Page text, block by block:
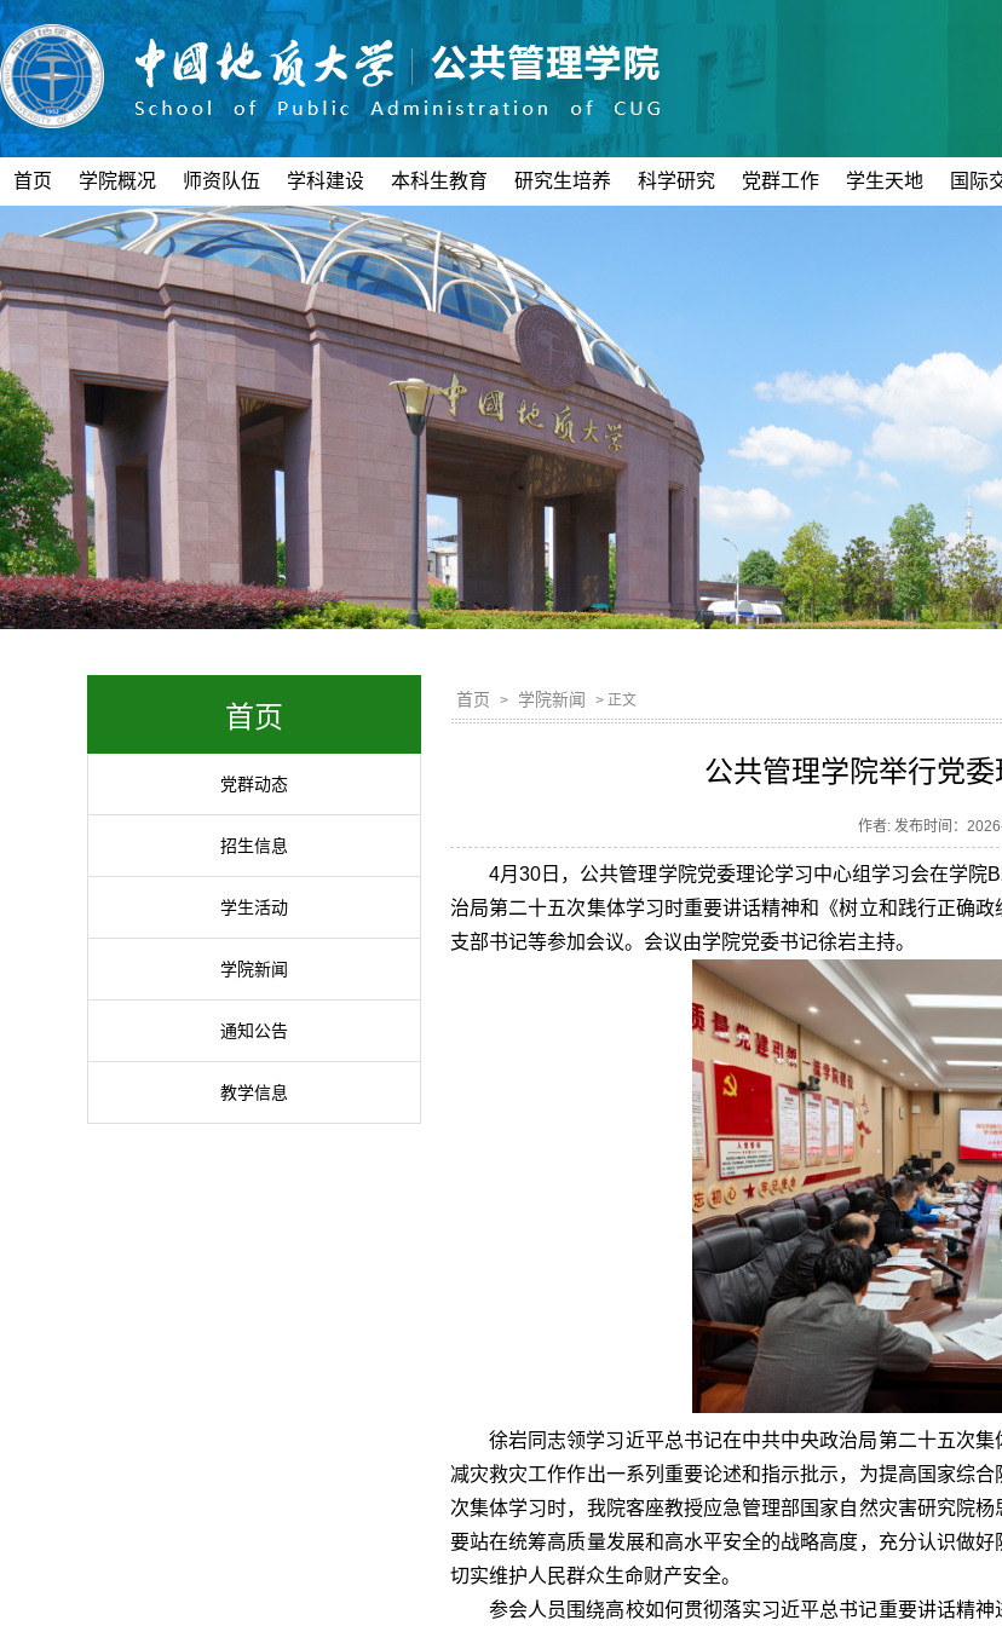
首页 学院概况 师资队伍 学科建设 本科生教育 研究生培养 科学研究 党群工作 学生天地 国际
首页
党群动态
招生信息
学生活动
学院新闻
通知公告
教学信息
首页 > 学院新闻 > 正文
公共管理学院举行党
作者: 发布时间：
4月30日，公共管理学院党委理论学习中心组学习会在学
治局第二十五次集体学习时重要讲话精神和《树立和践行正确
支部书记等参加会议。会议由学院党委书记徐岩主持。
徐岩同志领学习近平总书记在中共中央政治局第二十五次
减灾救灾工作作出一系列重要论述和指示批示，为提高国家综
次集体学习时，我院客座教授应急管理部国家自然灾害研究院
要站在统筹高质量发展和高水平安全的战略高度，充分认识做
切实维护人民群众生命财产安全。
参会人员围绕高校如何贯彻落实习近平总书记重要讲话精